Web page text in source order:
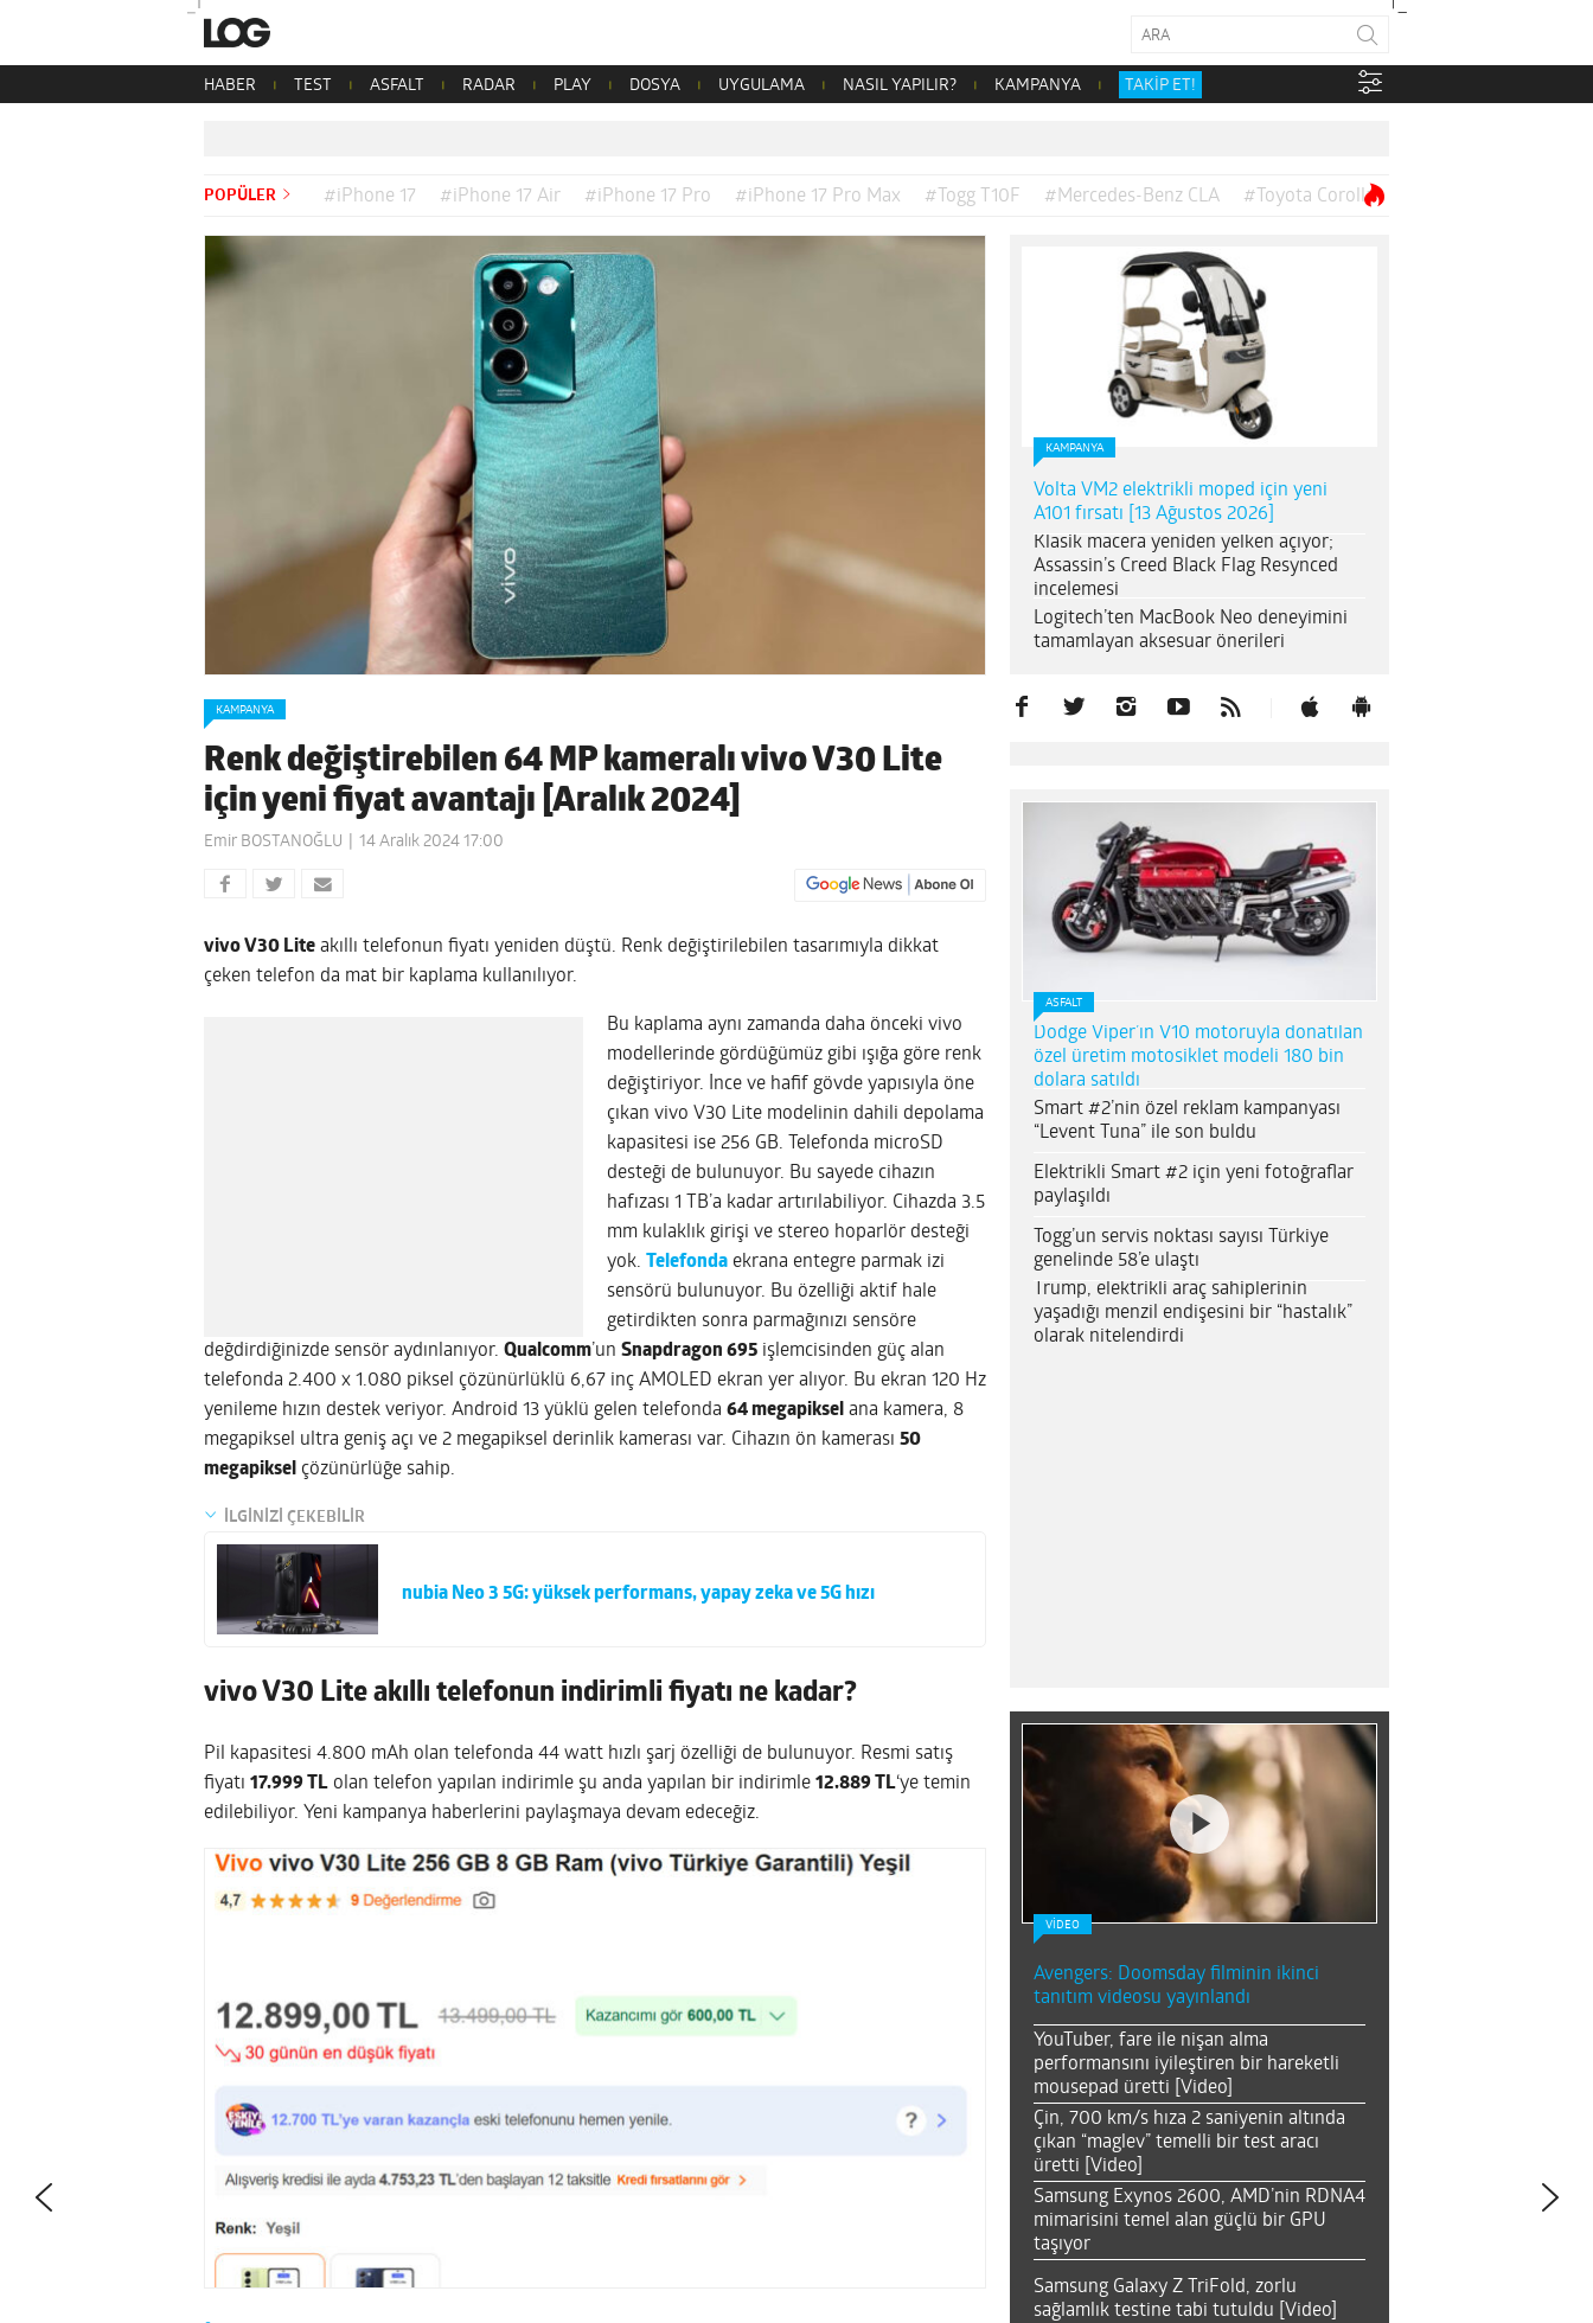
HABER TEST ASFALT RADAR PLAY DOSYA UYGULAMA NASIL YAPILIR? KAMPANYA TAKİP ET!
POPÜLER #iPhone 17 #iPhone 17 Air #iPhone 17 Pro #iPhone 17 Pro Max #Togg T10F #Mercedes-Benz CLA #Toyota Corolla
KAMPANYA
Renk değiştirebilen 64 MP kameralı vivo V30 Lite
için yeni fiyat avantajı [Aralık 2024]
Emir BOSTANOĞLU 14 Aralık 2024 17:00
vivo V30 Lite akıllı telefonun fiyatı yeniden düştü. Renk değiştirilebilen tasarımıyla dikkat
çeken telefon da mat bir kaplama kullanılıyor.
Bu kaplama aynı zamanda daha önceki vivo
modellerinde gördüğümüz gibi ışığa göre renk
değiştiriyor. İnce ve hafif gövde yapısıyla öne
çıkan vivo V30 Lite modelinin dahili depolama
kapasitesi ise 256 GB. Telefonda microSD
desteği de bulunuyor. Bu sayede cihazın
hafızası 1 TB’a kadar artırılabiliyor. Cihazda 3.5
mm kulaklık girişi ve stereo hoparlör desteği
yok. Telefonda ekrana entegre parmak izi
sensörü bulunuyor. Bu özelliği aktif hale
getirdikten sonra parmağınızı sensöre
değdirdiğinizde sensör aydınlanıyor. Qualcomm’un Snapdragon 695 işlemcisinden güç alan
telefonda 2.400 x 1.080 piksel çözünürlüklü 6,67 inç AMOLED ekran yer alıyor. Bu ekran 120 Hz
yenileme hızın destek veriyor. Android 13 yüklü gelen telefonda 64 megapiksel ana kamera, 8
megapiksel ultra geniş açı ve 2 megapiksel derinlik kamerası var. Cihazın ön kamerası 50
megapiksel çözünürlüğe sahip.
İLGİNİZİ ÇEKEBİLİR
nubia Neo 3 5G: yüksek performans, yapay zeka ve 5G hızı
vivo V30 Lite akıllı telefonun indirimli fiyatı ne kadar?
Pil kapasitesi 4.800 mAh olan telefonda 44 watt hızlı şarj özelliği de bulunuyor. Resmi satış
fiyatı 17.999 TL olan telefon yapılan indirimle şu anda yapılan bir indirimle 12.889 TL‘ye temin
edilebiliyor. Yeni kampanya haberlerini paylaşmaya devam edeceğiz.
KAMPANYA
Volta VM2 elektrikli moped için yeni
A101 fırsatı [13 Ağustos 2026]
Klasik macera yeniden yelken açıyor;
Assassin’s Creed Black Flag Resynced
incelemesi
Logitech’ten MacBook Neo deneyimini
tamamlayan aksesuar önerileri
ASFALT
Dodge Viper’ın V10 motoruyla donatılan
özel üretim motosiklet modeli 180 bin
dolara satıldı
Smart #2’nin özel reklam kampanyası
“Levent Tuna” ile son buldu
Elektrikli Smart #2 için yeni fotoğraflar
paylaşıldı
Togg’un servis noktası sayısı Türkiye
genelinde 58’e ulaştı
Trump, elektrikli araç sahiplerinin
yaşadığı menzil endişesini bir “hastalık”
olarak nitelendirdi
VİDEO
Avengers: Doomsday filminin ikinci
tanıtım videosu yayınlandı
YouTuber, fare ile nişan alma
performansını iyileştiren bir hareketli
mousepad üretti [Video]
Çin, 700 km/s hıza 2 saniyenin altında
çıkan “maglev” temelli bir test aracı
üretti [Video]
Samsung Exynos 2600, AMD’nin RDNA4
mimarisini temel alan güçlü bir GPU
taşıyor
Samsung Galaxy Z TriFold, zorlu
sağlamlık testine tabi tutuldu [Video]